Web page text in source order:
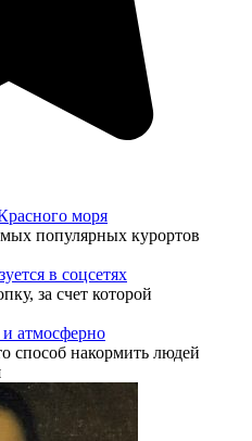
моря
популярных курортов
в соцсетях
за счет которой
атмосферно
способ накормить людей